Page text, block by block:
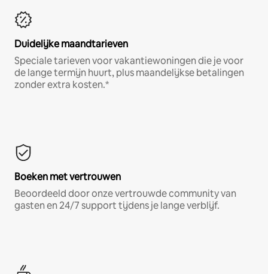
Duidelijke maandtarieven
Speciale tarieven voor vakantiewoningen die je voor
de lange termijn huurt, plus maandelijkse betalingen
zonder extra kosten.*
Boeken met vertrouwen
Beoordeeld door onze vertrouwde community van
gasten en 24/7 support tijdens je lange verblijf.